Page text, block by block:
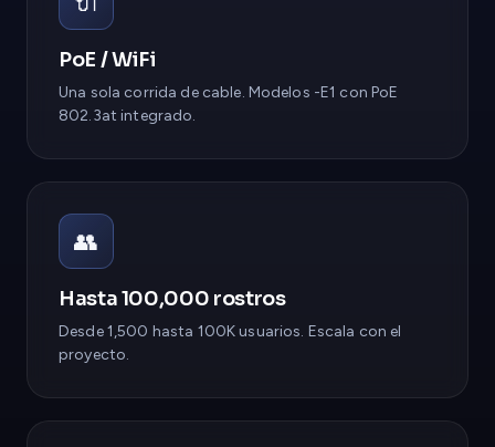
PoE / WiFi
Una sola corrida de cable. Modelos -E1 con PoE
802.3at integrado.
👥
Hasta 100,000 rostros
Desde 1,500 hasta 100K usuarios. Escala con el
proyecto.